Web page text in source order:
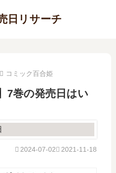
日リサーチ
コミック百合姫
7巻の発売日はい
2021-11-18
2024-07-02